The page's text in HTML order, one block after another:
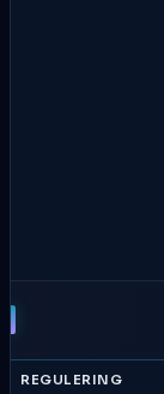
REGULERING